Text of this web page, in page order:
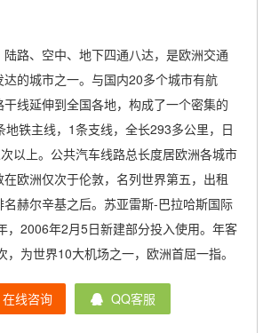
路、空中、地下四通八达，是欧洲交通
的城市之一。与国内20多个城市有航
线延伸到全国各地，构成了一个密集的
地铁主线，1条支线，全长293多公里，日
以上。公共汽车线路总长度居欧洲各城市
欧洲仅次于伦敦，名列世界第五，出租
赫尔辛基之后。苏亚雷斯-巴拉哈斯国际
，2006年2月5日新建部分投入使用。年客
为世界10大机场之一，欧洲首屈一指。
在线咨询 QQ客服